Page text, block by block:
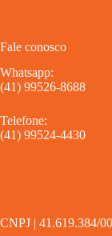
Fale conosco
Whatsapp:
(41) 99526-8688
Telefone:
(41) 99524-4430
CNPJ | 41.619.384/